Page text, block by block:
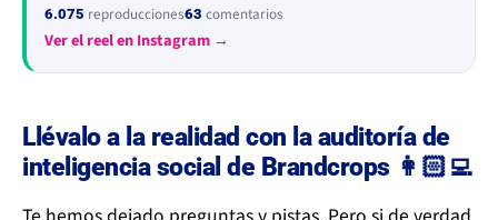
6.075 reproducciones63 comentarios
Ver el reel en Instagram →
Llévalo a la realidad con la auditoría de
inteligencia social de Brandcrops 👩🏻‍💻